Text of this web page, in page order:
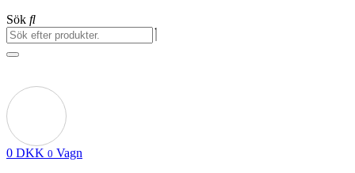
Sök
0 DKK 0 Vagn